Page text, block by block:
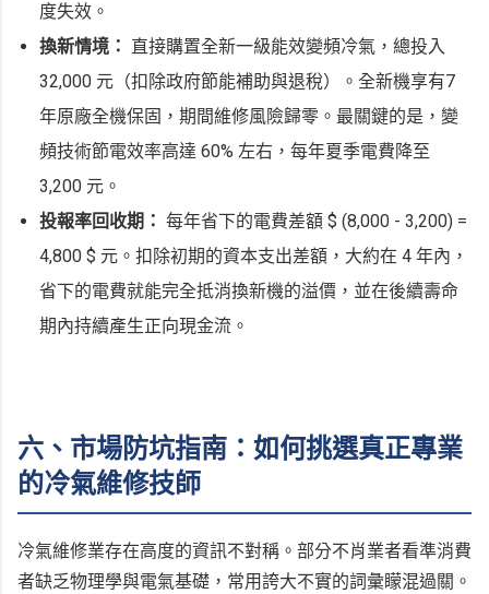
度失效。
換新情境： 直接購置全新一級能效變頻冷氣，總投入
32,000 元（扣除政府節能補助與退稅）。全新機享有7
年原廠全機保固，期間維修風險歸零。最關鍵的是，變
頻技術節電效率高達 60% 左右，每年夏季電費降至
3,200 元。
投報率回收期： 每年省下的電費差額 $ (8,000 - 3,200) =
4,800 $ 元。扣除初期的資本支出差額，大約在 4 年內，
省下的電費就能完全抵消換新機的溢價，並在後續壽命
期內持續產生正向現金流。
六、市場防坑指南：如何挑選真正專業
的冷氣維修技師
冷氣維修業存在高度的資訊不對稱。部分不肖業者看準消費
者缺乏物理學與電氣基礎，常用誇大不實的詞彙矇混過關。